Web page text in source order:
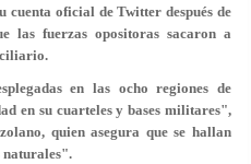
cuenta oficial de Twitter después de
las fuerzas opositoras sacaron a
en las ocho regiones de
en su cuarteles y bases militares",
quien asegura que se hallan
naturales".